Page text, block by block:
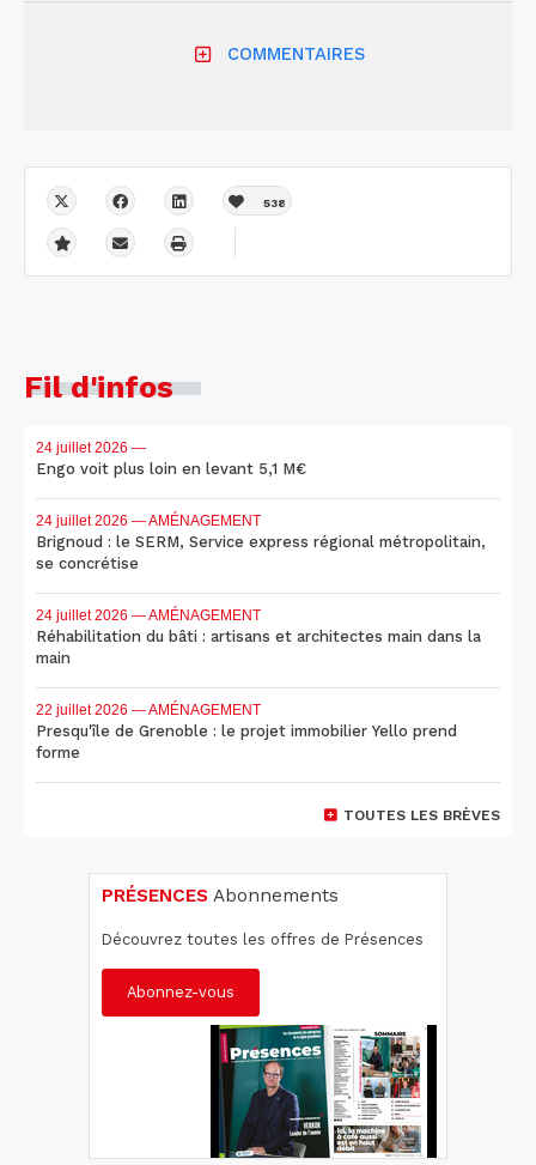
COMMENTAIRES
538
Fil d'infos
24 juillet 2026 —
Engo voit plus loin en levant 5,1 M€
24 juillet 2026 — AMÉNAGEMENT
Brignoud : le SERM, Service express régional métropolitain,
se concrétise
24 juillet 2026 — AMÉNAGEMENT
Réhabilitation du bâti : artisans et architectes main dans la
main
22 juillet 2026 — AMÉNAGEMENT
Presqu'île de Grenoble : le projet immobilier Yello prend
forme
TOUTES LES BRÈVES
PRÉSENCES Abonnements
Découvrez toutes les offres de Présences
Abonnez-vous